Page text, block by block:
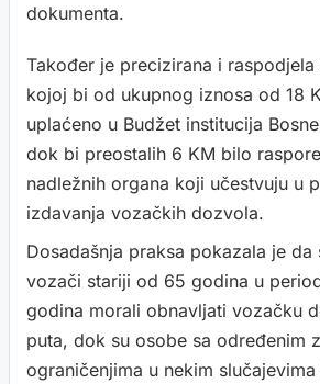
dokumenta.
Također je precizirana i raspodjela
kojoj bi od ukupnog iznosa od 18
uplaćeno u Budžet institucija
dok bi preostalih 6 KM bilo
nadležnih organa koji učestvuju u
izdavanja vozačkih dozvola.
Dosadašnja praksa pokazala je da
vozači stariji od 65 godina u
godina morali obnavljati vozačku
puta, dok su osobe sa određenim
ograničenjima u nekim